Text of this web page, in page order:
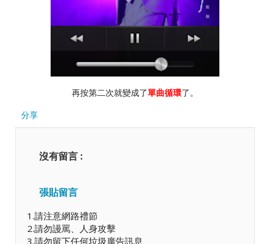
再按第二次就變成了單曲循環了。
分享
沒有留言 :
張貼留言
1.請注意網路禮節
2.請勿謾罵、人身攻擊
3.請勿留下任何垃圾廣告訊息